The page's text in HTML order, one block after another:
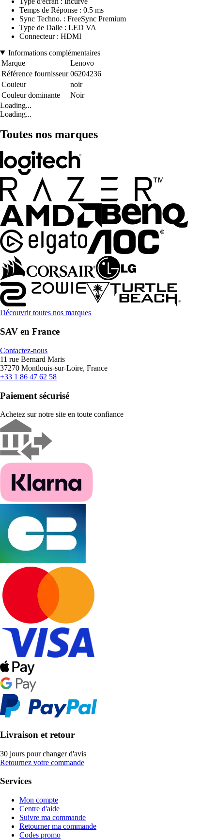
Temps de Réponse : 0.5 ms
Sync Techno. : FreeSync Premium
Type de Dalle : LED VA
Connecteur : HDMI
Informations complémentaires
Marque
Lenovo
Référence fournisseur 06204236
Couleur
noir
Couleur dominante
Noir
Loading...
Loading...
Toutes nos marques
Découvrir toutes nos marques
SAV en France
Contactez-nous
11 rue Bernard Maris
37270 Montlouis-sur-Loire, France
+33 1 86 47 62 58
Paiement sécurisé
Achetez sur notre site en toute confiance
Livraison et retour
30 jours pour changer d'avis
Retournez votre commande
Services
Mon compte
Centre d'aide
Suivre ma commande
Retourner ma commande
Codes promo